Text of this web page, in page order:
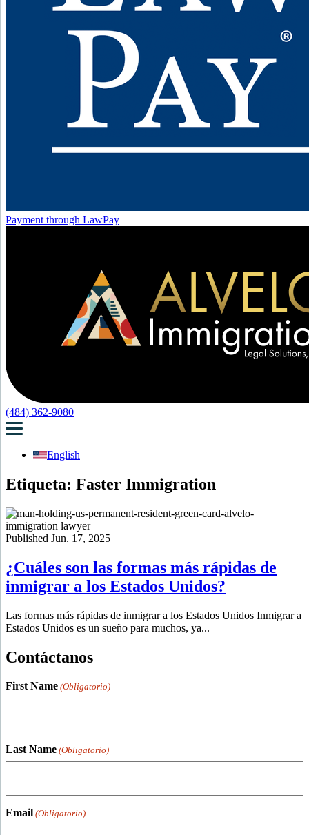
Payment through LawPay
(484) 362-9080
English
Etiqueta: Faster Immigration
Published Jun. 17, 2025
¿Cuáles son las formas más rápidas de
inmigrar a los Estados Unidos?
Las formas más rápidas de inmigrar a los Estados Unidos Inmigrar a
Estados Unidos es un sueño para muchos, ya...
Contáctanos
First Name (Obligatorio)
Last Name (Obligatorio)
Email (Obligatorio)